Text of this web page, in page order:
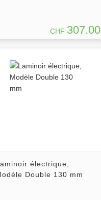
CHF 307.00
électrique,
Double 130 mm